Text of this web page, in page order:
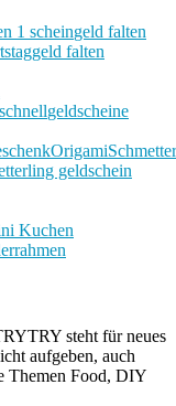
1 scheingeld falten
geld falten
geldscheine
Origami
geldschein
Kuchen
steht für neues
aufgeben, auch
Themen Food, DIY